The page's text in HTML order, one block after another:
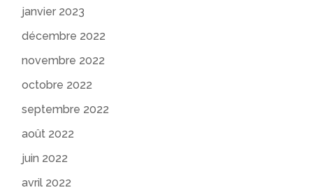
janvier 2023
décembre 2022
novembre 2022
octobre 2022
septembre 2022
août 2022
juin 2022
avril 2022